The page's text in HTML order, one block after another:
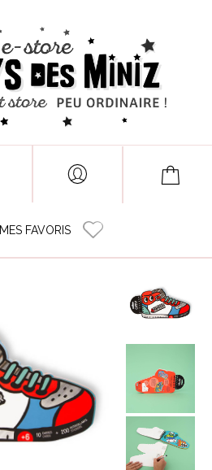
MES FAVORIS